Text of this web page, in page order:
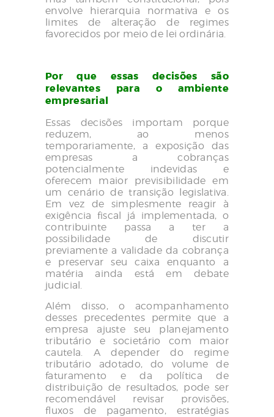
envolve hierarquia normativa e os
limites de alteração de regimes
favorecidos por meio de lei ordinária.
Por que essas decisões são
relevantes para o ambiente
empresarial
Essas decisões importam porque
reduzem, ao menos
temporariamente, a exposição das
empresas a cobranças
potencialmente indevidas e
oferecem maior previsibilidade em
um cenário de transição legislativa.
Em vez de simplesmente reagir à
exigência fiscal já implementada, o
contribuinte passa a ter a
possibilidade de discutir
previamente a validade da cobrança
e preservar seu caixa enquanto a
matéria ainda está em debate
judicial.
Além disso, o acompanhamento
desses precedentes permite que a
empresa ajuste seu planejamento
tributário e societário com maior
cautela. A depender do regime
tributário adotado, do volume de
faturamento e da política de
distribuição de resultados, pode ser
recomendável revisar provisões,
fluxos de pagamento, estratégias